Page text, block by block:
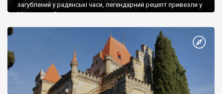
загублений у радянські часи, легендарний рецепт привезли у
Ніжин греки?